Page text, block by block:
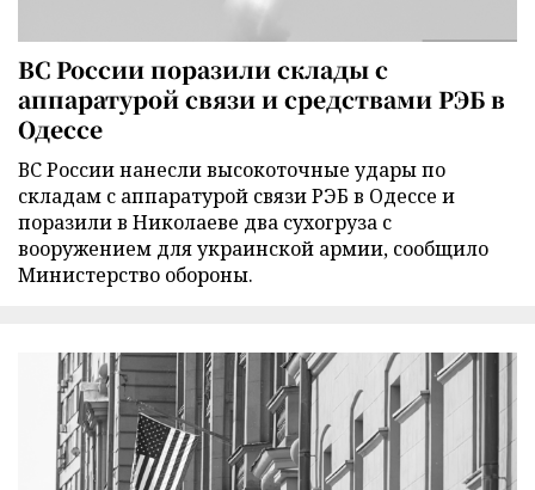
ВС России поразили склады с
аппаратурой связи и средствами РЭБ в
Одессе
ВС России нанесли высокоточные удары по
складам с аппаратурой связи РЭБ в Одессе и
поразили в Николаеве два сухогруза с
вооружением для украинской армии, сообщило
Министерство обороны.